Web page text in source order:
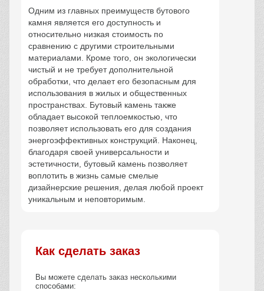
Одним из главных преимуществ бутового
камня является его доступность и
относительно низкая стоимость по
сравнению с другими строительными
материалами. Кроме того, он экологически
чистый и не требует дополнительной
обработки, что делает его безопасным для
использования в жилых и общественных
пространствах. Бутовый камень также
обладает высокой теплоемкостью, что
позволяет использовать его для создания
энергоэффективных конструкций. Наконец,
благодаря своей универсальности и
эстетичности, бутовый камень позволяет
воплотить в жизнь самые смелые
дизайнерские решения, делая любой проект
уникальным и неповторимым.
Как сделать заказ
Вы можете сделать заказ несколькими
способами: